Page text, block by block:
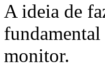
A ideia de
fundamental
monitor.